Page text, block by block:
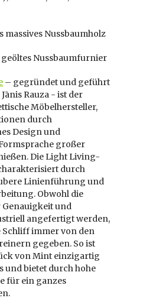
massives Nussbaumholz
geöltes Nussbaumfurnier
– gegründet und geführt
Rauza - ist der
Möbelhersteller,
durch
Design und
großer
Die Light Living-
durch
Linienführung und
Obwohl die
und
angefertigt werden,
Schliff immer von den
gegeben. So ist
von Mint einzigartig
und bietet durch hohe
für ein ganzes